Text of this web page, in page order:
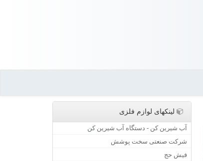
لینکهای لوازم فلزی
آب شیرین کن - دستگاه آب شیرین کن
شرکت صنعتی سخت پوشش
فیش حج